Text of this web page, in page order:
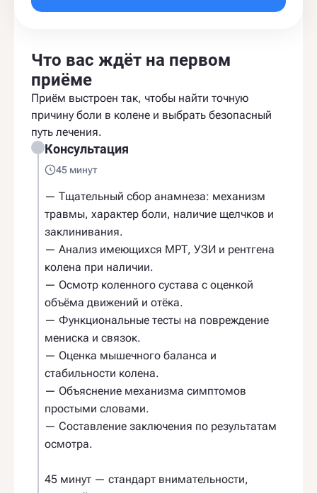
Что вас ждёт на первом
приёме
Приём выстроен так, чтобы найти точную
причину боли в колене и выбрать безопасный
путь лечения.
Консультация
45 минут
— Тщательный сбор анамнеза: механизм
травмы, характер боли, наличие щелчков и
заклинивания.
— Анализ имеющихся МРТ, УЗИ и рентгена
колена при наличии.
— Осмотр коленного сустава с оценкой
объёма движений и отёка.
— Функциональные тесты на повреждение
мениска и связок.
— Оценка мышечного баланса и
стабильности колена.
— Объяснение механизма симптомов
простыми словами.
— Составление заключения по результатам
осмотра.
45 минут — стандарт внимательности,